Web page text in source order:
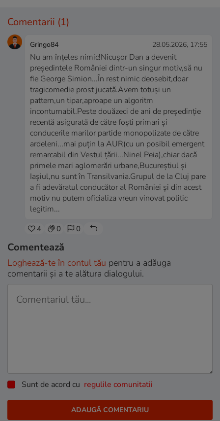
Comentarii (1)
Gringo84 28.05.2026, 17:55
Nu am înțeles nimic!Nicușor Dan a devenit
președintele României dintr-un singur motiv,să nu
fie George Simion...În rest nimic deosebit,doar
tragicomedie prost jucată.Avem totuși un
pattern,un tipar,aproape un algoritm
inconturnabil.Peste douăzeci de ani de președinție
recentă asigurată de către foști primari și
conducerile marilor partide monopolizate de către
ardeleni...mai puțin la AUR(cu un posibil emergent
remarcabil din Vestul țării...Ninel Peia),chiar dacă
primele mari aglomerări urbane,Bucureștiul și
Iașiul,nu sunt în Transilvania.Grupul de la Cluj pare
a fi adevăratul conducător al României și din acest
motiv nu putem oficializa vreun vinovat politic
legitim...
4 0 0
Comentează
Loghează-te în contul tău pentru a adăuga
comentarii și a te alătura dialogului.
Sunt de acord cu regulile comunitatii